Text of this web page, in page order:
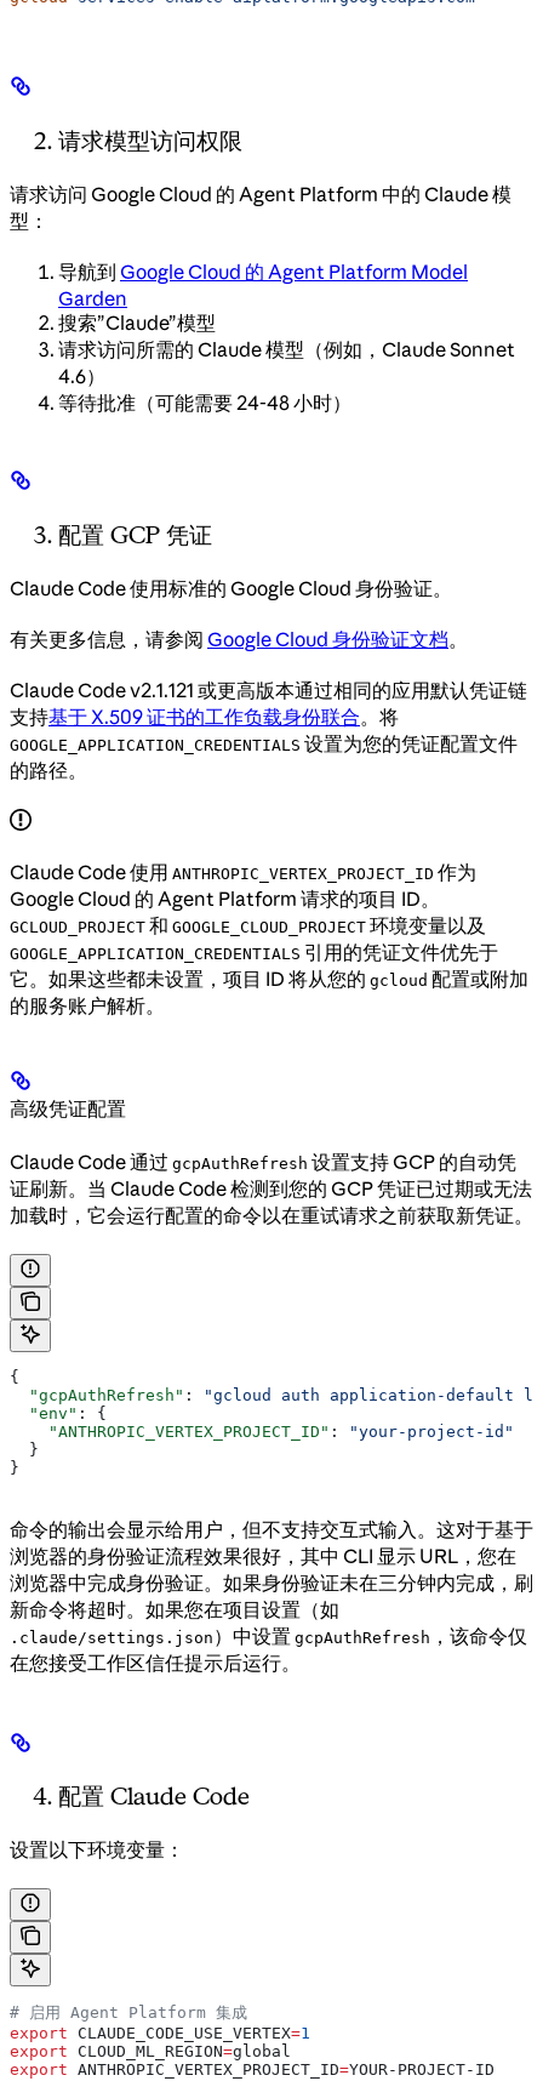
请求模型访问权限
请求访问 Google Cloud 的 Agent Platform 中的 Claude 模
型：
导航到 Google Cloud 的 Agent Platform Model
Garden
搜索”Claude”模型
请求访问所需的 Claude 模型（例如，Claude Sonnet
4.6）
等待批准（可能需要 24-48 小时）
配置 GCP 凭证
Claude Code 使用标准的 Google Cloud 身份验证。
有关更多信息，请参阅 Google Cloud 身份验证文档。
Claude Code v2.1.121 或更高版本通过相同的应用默认凭证链
支持基于 X.509 证书的工作负载身份联合。将
GOOGLE_APPLICATION_CREDENTIALS 设置为您的凭证配置文件
的路径。
Claude Code 使用 ANTHROPIC_VERTEX_PROJECT_ID 作为
Google Cloud 的 Agent Platform 请求的项目 ID。
GCLOUD_PROJECT 和 GOOGLE_CLOUD_PROJECT 环境变量以及
GOOGLE_APPLICATION_CREDENTIALS 引用的凭证文件优先于
它。如果这些都未设置，项目 ID 将从您的 gcloud 配置或附加
的服务账户解析。
高级凭证配置
Claude Code 通过 gcpAuthRefresh 设置支持 GCP 的自动凭
证刷新。当 Claude Code 检测到您的 GCP 凭证已过期或无法
加载时，它会运行配置的命令以在重试请求之前获取新凭证。
{
  "gcpAuthRefresh"
:
"gcloud auth application-default
  "env"
: {
    "ANTHROPIC_VERTEX_PROJECT_ID"
:
"your-project-id"
  }
}
命令的输出会显示给用户，但不支持交互式输入。这对于基于
浏览器的身份验证流程效果很好，其中 CLI 显示 URL，您在
浏览器中完成身份验证。如果身份验证未在三分钟内完成，刷
新命令将超时。如果您在项目设置（如
.claude/settings.json ）中设置 gcpAuthRefresh ，该命令仅
在您接受工作区信任提示后运行。
配置 Claude Code
设置以下环境变量：
# 启用 Agent Platform 集成
export CLAUDE_CODE_USE_VERTEX=1
export CLOUD_ML_REGION=global
export ANTHROPIC_VERTEX_PROJECT_ID=YOUR-PROJECT-ID